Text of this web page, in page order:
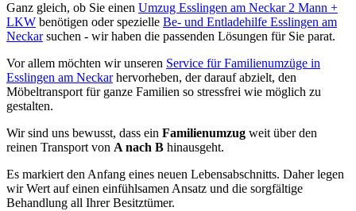
Ganz gleich, ob Sie einen Umzug Esslingen am Neckar 2 Mann +
LKW benötigen oder spezielle Be- und Entladehilfe Esslingen am
Neckarsuchen - wir haben die passenden Lösungen für Sie parat.
Vor allem möchten wir unseren Service für Familienumzüge in
Esslingen am Neckarhervorheben, der darauf abzielt, den
Möbeltransport für ganze Familien so stressfrei wie möglich zu
gestalten.
Wir sind uns bewusst, dass ein Familienumzug weit über den
reinen Transport von A nach B hinausgeht.
Es markiert den Anfang eines neuen Lebensabschnitts. Daher legen
wir Wert auf einen einfühlsamen Ansatz und die sorgfältige
Behandlung all Ihrer Besitztümer.